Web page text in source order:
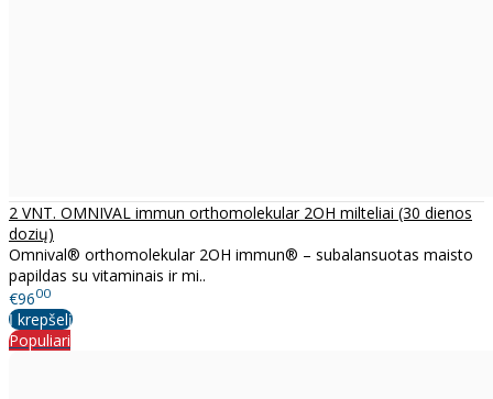
2 VNT. OMNIVAL immun orthomolekular 2OH milteliai (30 dienos
dozių)
Omnival® orthomolekular 2OH immun® – subalansuotas maisto
papildas su vitaminais ir mi..
€9600
Į krepšelį
Populiari